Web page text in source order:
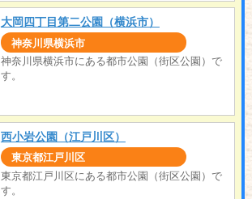
大岡四丁目第二公園（横浜市）
神奈川県横浜市
神奈川県横浜市にある都市公園（街区公園）で
す。
西小岩公園（江戸川区）
東京都江戸川区
東京都江戸川区にある都市公園（街区公園）で
す。